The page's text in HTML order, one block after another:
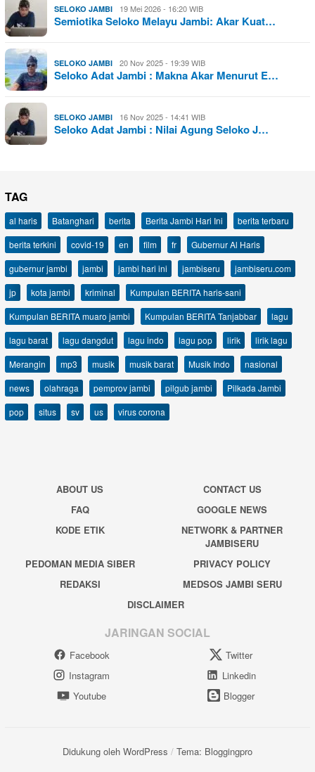
SELOKO JAMBI 19 Mei 2026 - 16:20 WIB
Semiotika Seloko Melayu Jambi: Akar Kuat…
SELOKO JAMBI 20 Nov 2025 - 19:39 WIB
Seloko Adat Jambi : Makna Akar Menurut E…
SELOKO JAMBI 16 Nov 2025 - 14:41 WIB
Seloko Adat Jambi : Nilai Agung Seloko J…
TAG
al haris Batanghari berita Berita Jambi Hari Ini
berita terbaru
berita terkini
covid-19 en film fr
Gubernur Al Haris
gubernur jambi
jambi jambi hari ini jambiseru
jambiseru.com
jp
kota jambi kriminal
Kumpulan BERITA haris-sani
Kumpulan BERITA muaro jambi
Kumpulan BERITA Tanjabbar
lagu
lagu barat
lagu dangdut lagu indo lagu pop lirik
lirik lagu
Merangin
mp3 musik musik barat Musik Indo
nasional
news
olahraga pemprov jambi pilgub jambi
Pilkada Jambi
pop
situs sv us virus corona
ABOUT US
CONTACT US
FAQ
GOOGLE NEWS
KODE ETIK
NETWORK & PARTNER
JAMBISERU
PEDOMAN MEDIA SIBER
PRIVACY POLICY
REDAKSI
MEDSOS JAMBI SERU
DISCLAIMER
JARINGAN SOCIAL
Facebook
Twitter
Instagram
Linkedin
Youtube
Blogger
Didukung oleh WordPress / Tema: Bloggingpro